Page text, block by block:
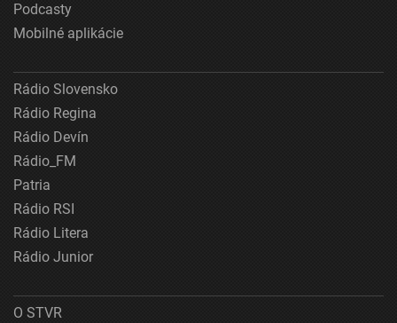
Podcasty
Mobilné aplikácie
Rádio Slovensko
Rádio Regina
Rádio Devín
Rádio_FM
Patria
Rádio RSI
Rádio Litera
Rádio Junior
O STVR